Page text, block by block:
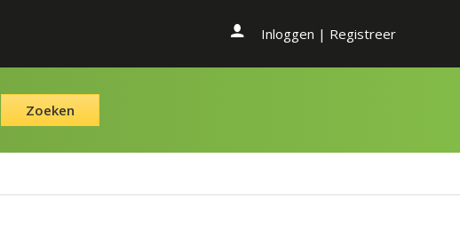
Inloggen | Registreer
Zoeken